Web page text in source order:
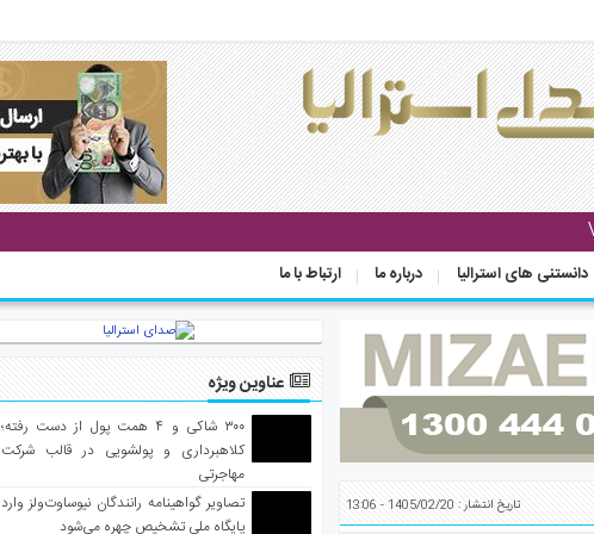
دانستنی های استرالیا درباره ما ارتباط با ما
تاریخ انتشار : 1405/02/20 - 13:06
عناوین ویژه
۳۰۰ شاکی و ۴ همت پول از دست رفته؛
کلاهبرداری و پولشویی در قالب شرکت
مهاجرتی
تصاویر گواهینامه رانندگان نیوساوت‌ولز وارد
پایگاه ملی تشخیص چهره می‌شود